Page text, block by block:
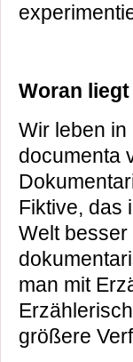
Woran
Wir leben in
documenta
Fiktive, das
Welt
man mit
größere